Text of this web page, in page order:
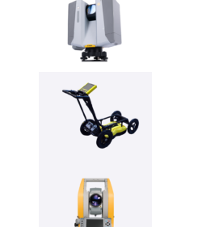
Trimble X12 三维扫
LMX系列智能探地